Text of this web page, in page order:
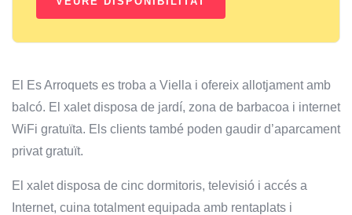
El Es Arroquets es troba a Viella i ofereix allotjament amb
balcó. El xalet disposa de jardí, zona de barbacoa i internet
WiFi gratuïta. Els clients també poden gaudir d’aparcament
privat gratuït.
El xalet disposa de cinc dormitoris, televisió i accés a
Internet, cuina totalment equipada amb rentaplats i